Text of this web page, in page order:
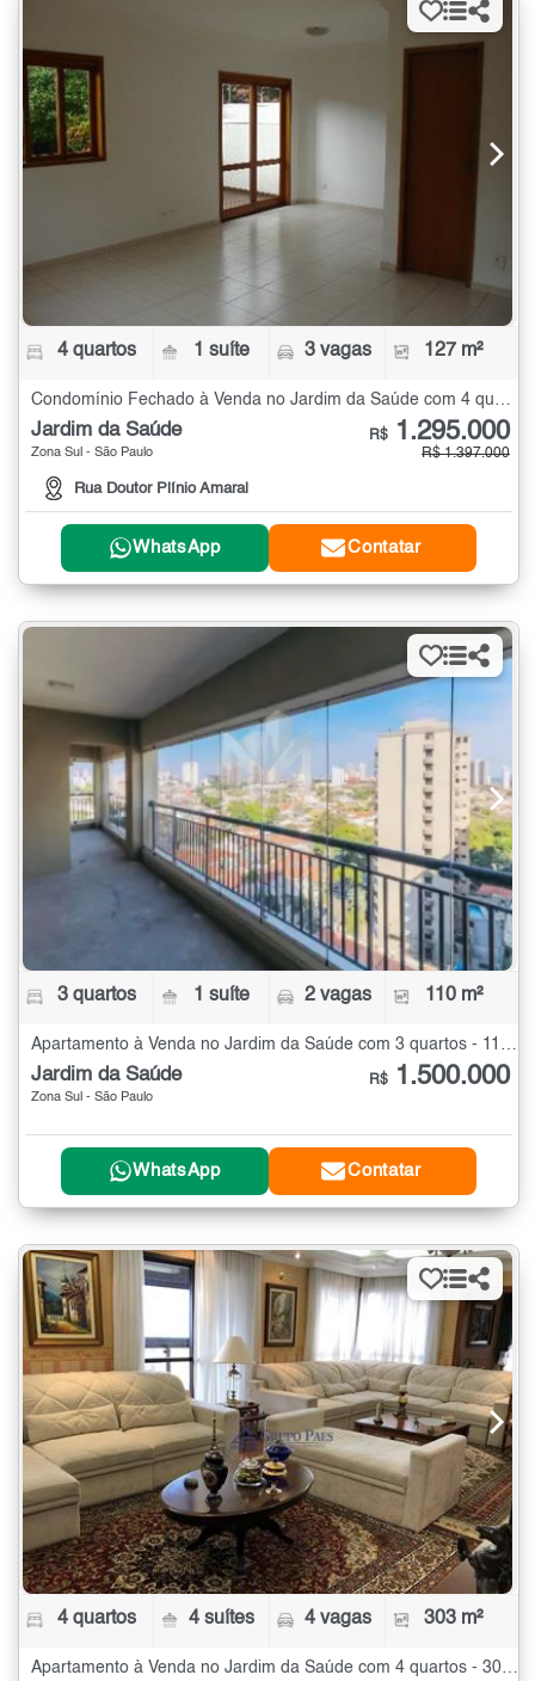
4 quartos 1 suíte 3 vagas 127 m²
Condomínio Fechado à Venda no Jardim da Saúde com 4 quartos - 127 m²
Jardim da Saúde
Zona Sul - São Paulo
Rua Doutor Plínio Amaral
R$ 1.295.000
R$ 1.397.000
WhatsApp Contatar
3 quartos 1 suíte 2 vagas 110 m²
Jardim da Saúde
Zona Sul - São Paulo
R$ 1.500.000
WhatsApp Contatar
4 quartos 4 suítes 4 vagas 303 m²
Apartamento à Venda no Jardim da Saúde com 4 quartos - 303 m²